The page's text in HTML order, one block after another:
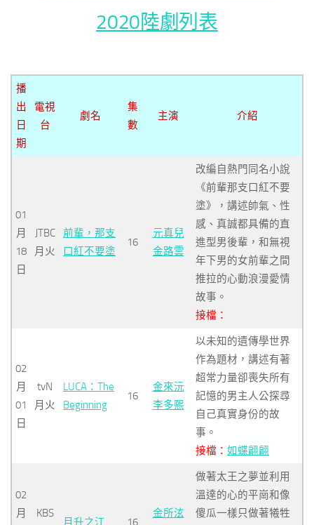
2020陸劇列表
播
出
日
期
電視
台
劇名
集
數
主演 介紹
01
月
18
日
JTBC
月火
前輩，那支
口紅不要塗
16
元真兒
金路雲
改編自熱門同名小說
《前輩那支口紅不要
塗》，講述帥氣、性
感、真誠都具備的直
進型男後輩，和無視
年下男的女前輩之間
推拉的心動浪漫愛情
故事。
接檔：
02
月
01
日
tvN
月火
LUCA：The
Beginning
16
金來沅
李多熙
以未知的遺傳學世界
作為題材，講述有著
超常力量卻喪失所有
記憶的男主人公探尋
自己真實身份的故
事。
接檔： 如蝶翩翩
02
月
KBS
月升之江 16
金所泫
做著太王之夢並利用
溫達的心的平崗和像
傻瓜一樣只做著犧牲